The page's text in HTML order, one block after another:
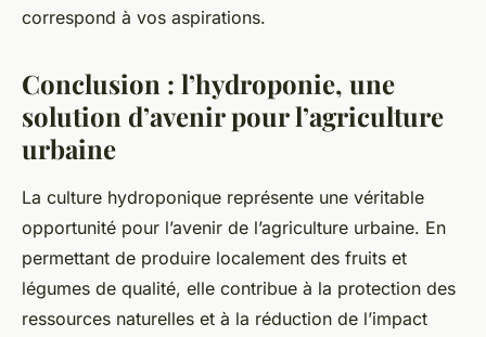
correspond à vos aspirations.
Conclusion : l’hydroponie, une
solution d’avenir pour l’agriculture
urbaine
La culture hydroponique représente une véritable
opportunité pour l’avenir de l’agriculture urbaine. En
permettant de produire localement des fruits et
légumes de qualité, elle contribue à la protection des
ressources naturelles et à la réduction de l’impact